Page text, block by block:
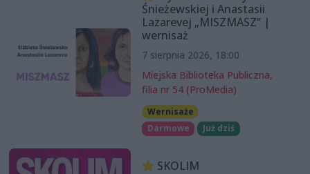
Śnieżewskiej i Anastasii
Lazarevej „MISZMASZ” |
wernisaż
7 sierpnia 2026, 18:00
Miejska Biblioteka Publiczna,
filia nr 54 (ProMedia)
Wernisaże
Darmowe
Już dziś
SKOLIM